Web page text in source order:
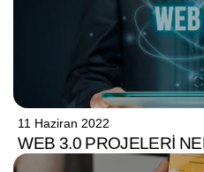
11 Haziran 2022
WEB 3.0 PROJELERI